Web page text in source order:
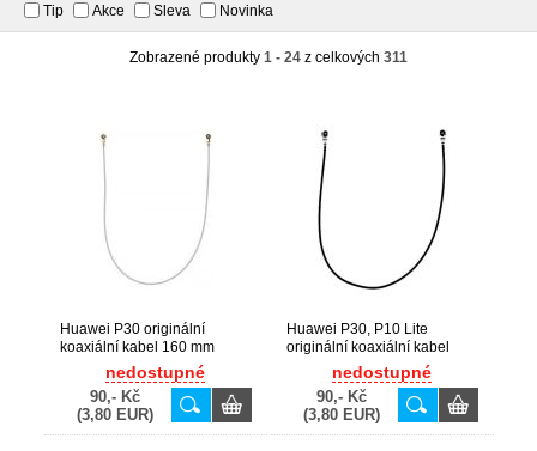
Tip Akce Sleva Novinka
Zobrazené produkty 1 - 24 z celkových 311
Huawei P30 originální
koaxiální kabel 160 mm
(Service Pack) - 14241493
nedostupné
90,- Kč
(3,80 EUR)
Huawei P30, P10 Lite
originální koaxiální kabel
104,5 mm (Service Pack) -
14241196
nedostupné
90,- Kč
(3,80 EUR)